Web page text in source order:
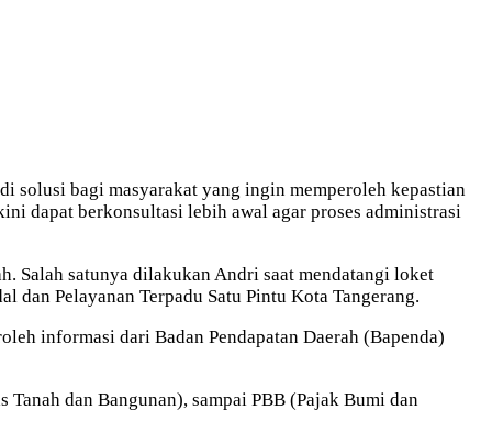
solusi bagi masyarakat yang ingin memperoleh kepastian
dapat berkonsultasi lebih awal agar proses administrasi
Salah satunya dilakukan Andri saat mendatangi loket
dan Pelayanan Terpadu Satu Pintu Kota Tangerang.
informasi dari Badan Pendapatan Daerah (Bapenda)
dan Bangunan), sampai PBB (Pajak Bumi dan